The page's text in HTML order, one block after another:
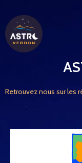
Retrouvez nous sur les